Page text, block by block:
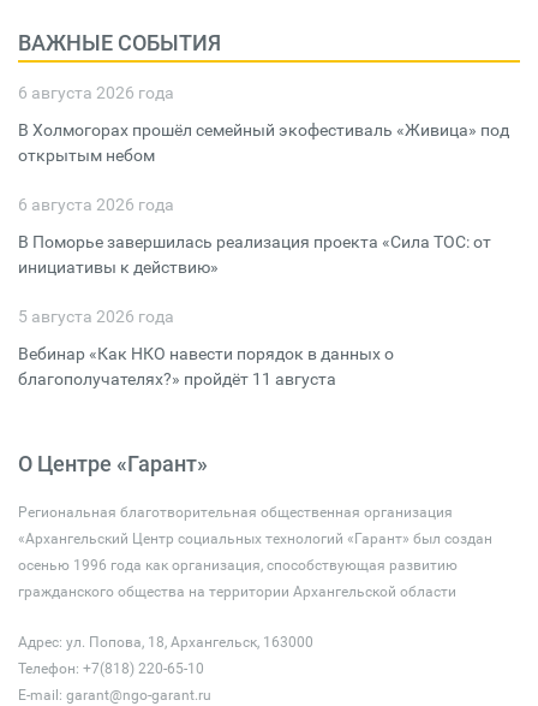
ВАЖНЫЕ СОБЫТИЯ
6 августа 2026 года
В Холмогорах прошёл семейный экофестиваль «Живица» под
открытым небом
6 августа 2026 года
В Поморье завершилась реализация проекта «Сила ТОС: от
инициативы к действию»
5 августа 2026 года
Вебинар «Как НКО навести порядок в данных о
благополучателях?» пройдёт 11 августа
О Центре «Гарант»
Региональная благотворительная общественная организация
«Архангельский Центр социальных технологий «Гарант» был создан
осенью 1996 года как организация, способствующая развитию
гражданского общества на территории Архангельской области
Адрес: ул. Попова, 18, Архангельск, 163000
Телефон: +7(818) 220-65-10
E-mail: garant@ngo-garant.ru